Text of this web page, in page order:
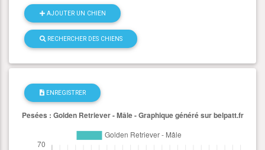
AJOUTER UN CHIEN
RECHERCHER DES CHIENS
ENREGISTRER